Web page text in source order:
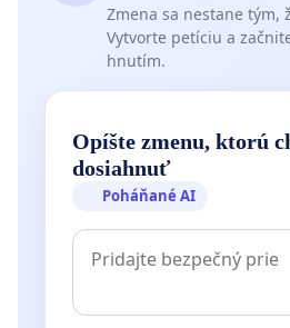
Zmena sa nestane tým,
Vytvorte petíciu a
hnutím.
Opíšte zmenu, ktorú
dosiahnuť
Poháňané AI